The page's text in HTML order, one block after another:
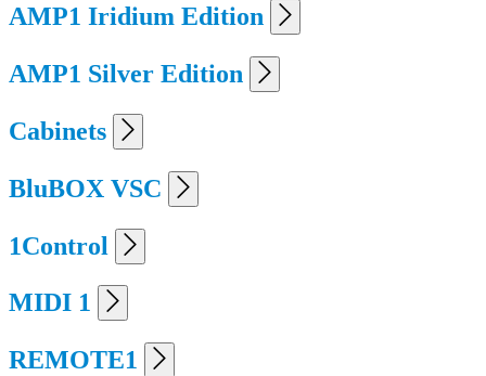
AMP1 Iridium Edition
AMP1 Silver Edition
Cabinets
BluBOX VSC
1Control
MIDI 1
REMOTE1